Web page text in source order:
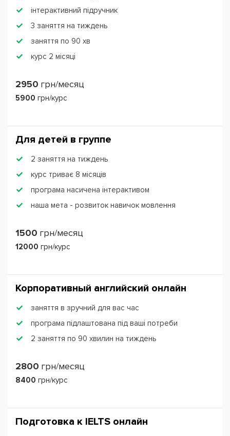
інтерактивний підручник
3 заняття на тиждень
заняття по 90 хв
курс 2 місяці
2950 грн/месяц
5900 грн/курс
Для детей в группе
2 заняття на тиждень
курс триває 8 місяців
програма насичена інтерактивом
наша мета - розвиток навичок мовлення
1500 грн/месяц
12000 грн/курс
Корпоративный английский онлайн
заняття в зручний для вас час
програма підлаштована під ваші потреби
2 заняття по 90 хвилин на тиждень
2800 грн/месяц
8400 грн/курс
Подготовка к IЕLTS онлайн